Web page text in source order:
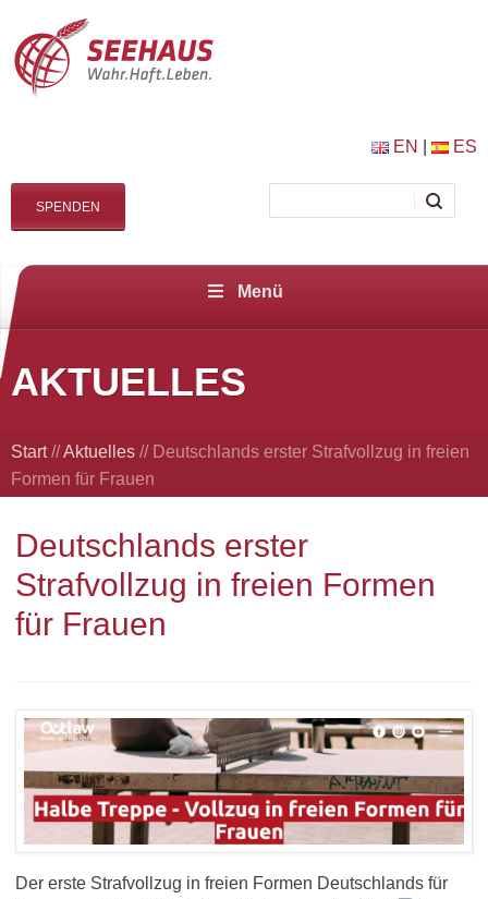
EN ES
SPENDEN
Menü
AKTUELLES
Start//Aktuelles // Deutschlands erster Strafvollzug in freien
Formen für Frauen
Deutschlands erster
Strafvollzug in freien Formen
für Frauen
Der erste Strafvollzug in freien Formen Deutschlands für